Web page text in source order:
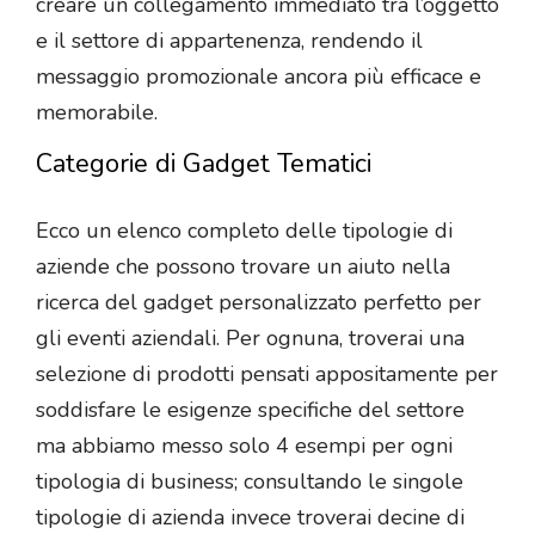
e il settore di appartenenza, rendendo il
messaggio promozionale ancora più efficace e
memorabile.
Categorie di Gadget Tematici
Ecco un elenco completo delle tipologie di
aziende che possono trovare un aiuto nella
ricerca del gadget personalizzato perfetto per
gli eventi aziendali. Per ognuna, troverai una
selezione di prodotti pensati appositamente per
soddisfare le esigenze specifiche del settore
ma abbiamo messo solo 4 esempi per ogni
tipologia di business; consultando le singole
tipologie di azienda invece troverai decine di